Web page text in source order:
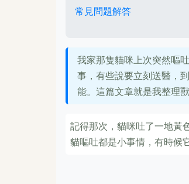
常見問題解答
我家那隻貓咪上次突然嘔
事，有些說要立刻送醫，
能。這篇文章就是我整理
記得那次，貓咪吐了一地黃
貓嘔吐都是小事情，有時候